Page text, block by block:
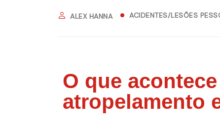
ALEX HANNA ACIDENTES/LESÕES
O que
atropelamento